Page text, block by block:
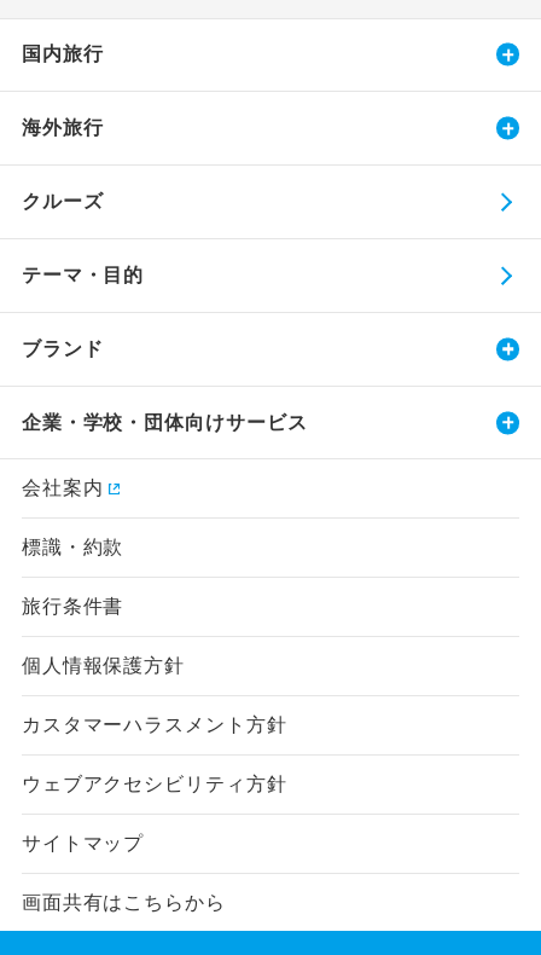
国内旅行
海外旅行
クルーズ
テーマ・目的
ブランド
企業・学校・団体向けサービス
会社案内
標識・約款
旅行条件書
個人情報保護方針
カスタマーハラスメント方針
ウェブアクセシビリティ方針
サイトマップ
画面共有はこちらから